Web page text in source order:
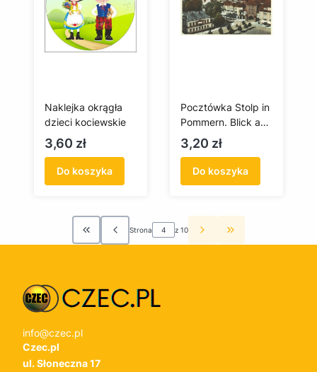
Naklejka okrągła
dzieci kociewskie
Cena
3,60 zł
Do koszyka
Pocztówka Stolp in
Pommern. Blick aus
der vogelschau /
Słupsk na Pomorzu.
Widok z lotu ptaka
Cena
3,20 zł
Do koszyka
Wróć do pierwszej strony z produktami
Strona z 10 Przejdź do
info@czec.pl
Czec.pl
ul. Słoneczna 17